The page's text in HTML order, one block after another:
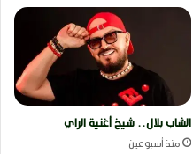
الشاب بلال.. شيخ أغنية الراي
منذ أسبوعين